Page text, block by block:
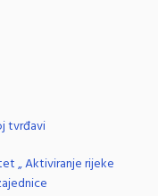
tvrđavi
„ Aktiviranje rijeke